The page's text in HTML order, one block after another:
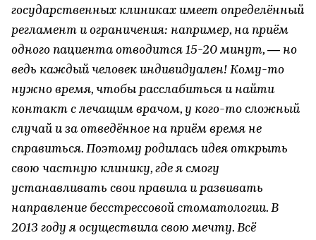
государственных клиниках имеет определённый
регламент и ограничения: например, на приём
одного пациента отводится 15-20 минут, — но
ведь каждый человек индивидуален! Кому-то
нужно время, чтобы расслабиться и найти
контакт с лечащим врачом, у кого-то сложный
случай и за отведённое на приём время не
справиться. Поэтому родилась идея открыть
свою частную клинику, где я смогу
устанавливать свои правила и развивать
направление бесстрессовой стоматологии. В
2013 году я осуществила свою мечту. Всё